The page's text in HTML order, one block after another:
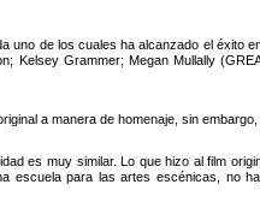
de los cuales ha alcanzado el éxito
Kelsey Grammer; Megan Mullally
a manera de homenaje, sin embargo,
es muy similar. Lo que hizo al film
escuela para las artes escénicas, no